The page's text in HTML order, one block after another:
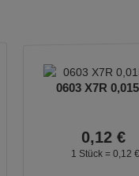
0603 X7R
0,12 €
1 Stück = 0, 12 €